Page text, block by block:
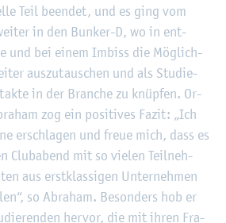
Teil be­en­det, und es ging vom
in den Bun­ker-D, wo in ent­
und bei einem Im­biss die Mög­lich­
aus­zu­tau­schen und als Stu­die­
in der Bran­che zu knüp­fen. Or­
zog ein po­si­ti­ves Fazit: „Ich
er­schla­gen und freue mich, dass es
Club­abend mit so vie­len Teil­neh­
aus erst­klas­si­gen Un­ter­neh­men
so Abra­ham. Be­son­ders hob er
her­vor, die mit ihren Fra­